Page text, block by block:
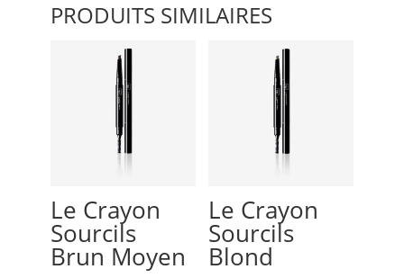
PRODUITS SIMILAIRES
Le Crayon
Sourcils
Brun Moyen
Le Crayon
Sourcils
Blond